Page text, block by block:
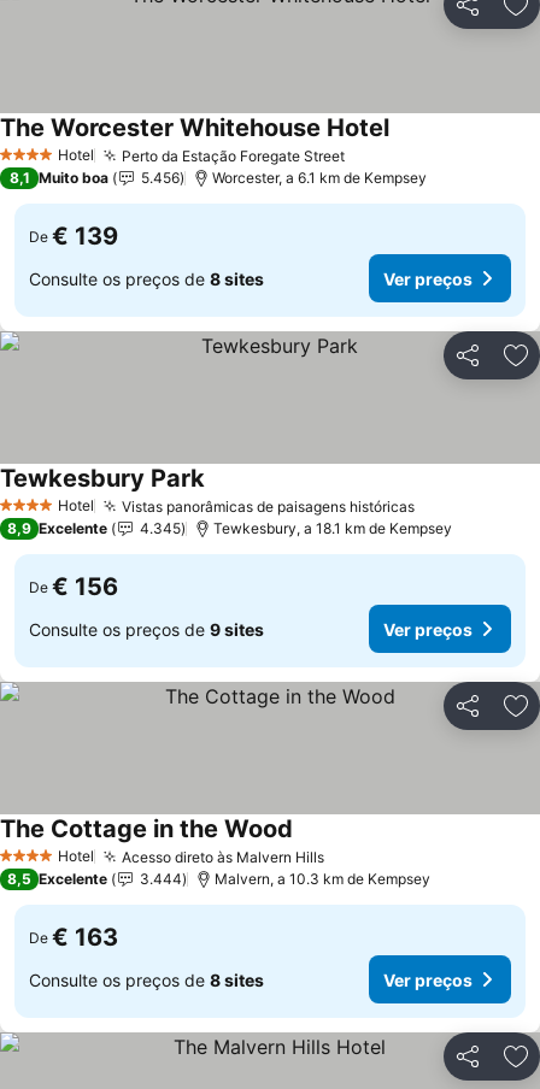
Partilhar
4 EstrelasHotel Perto da Estação Foregate Street
The Worcester Whitehouse Hotel
8,1 Muito boa 5.456 Worcester, a 6.1 km de Kempsey
De € 139
Consulte os preços de 8 sites Ver preços
Partilhar
4 EstrelasHotel Vistas panorâmicas de paisagens históricas
Tewkesbury Park
8,9 Excelente 4.345 Tewkesbury, a 18.1 km de Kempsey
De € 156
Consulte os preços de 9 sites Ver preços
Partilhar
4 EstrelasHotel Acesso direto às Malvern Hills
The Cottage in the Wood
8,5 Excelente 3.444 Malvern, a 10.3 km de Kempsey
De € 163
Consulte os preços de 8 sites Ver preços
Partilhar